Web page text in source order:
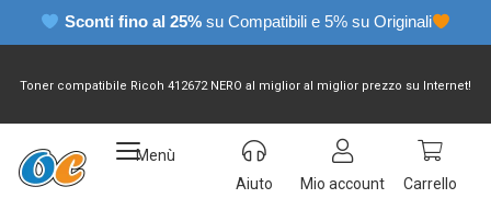
Sconti fino al 25% su Compatibili e 5% su Originali
Toner compatibile Ricoh 412672 NERO al miglior al miglior prezzo su Internet!
Menù
Aiuto
Mio account Carrello